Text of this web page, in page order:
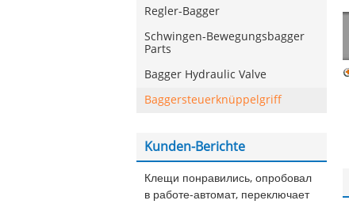
Regler-Bagger
Schwingen-Bewegungsbagger
Parts
Bagger Hydraulic Valve
Baggersteuerknüppelgriff
Kunden-Berichte
Клещи понравились, опробовал
в работе-автомат, переключает